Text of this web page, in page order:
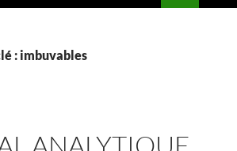
: imbuvables